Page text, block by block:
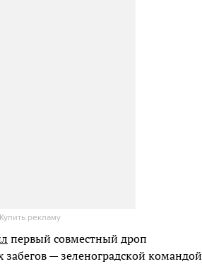
Купить рекламу
первый совместный дроп
— зеленоградской командой